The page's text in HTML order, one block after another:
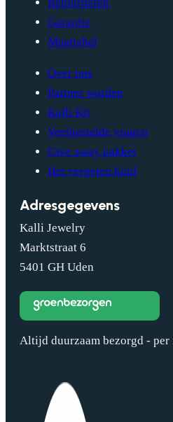
Retourneren
Garantie
Maattabel
Over ons
Partner worden
Kalli Kit
Veelgestelde vragen
Give away pakket
Het vergeten kind
Adresgegevens
Kalli Jewelry
Marktstraat 6
5401 GH Uden
Altijd duurzaam bezorgd - per